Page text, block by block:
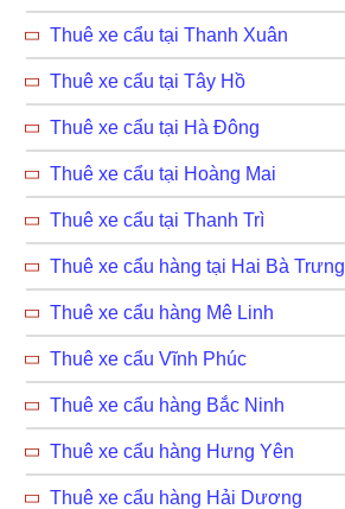
Thuê xe cẩu tại Thanh Xuân
Thuê xe cẩu tại Tây Hồ
Thuê xe cẩu tại Hà Đông
Thuê xe cẩu tại Hoàng Mai
Thuê xe cẩu tại Thanh Trì
Thuê xe cẩu hàng tại Hai Bà Trưng
Thuê xe cẩu hàng Mê Linh
Thuê xe cẩu Vĩnh Phúc
Thuê xe cẩu hàng Bắc Ninh
Thuê xe cẩu hàng Hưng Yên
Thuê xe cẩu hàng Hải Dương